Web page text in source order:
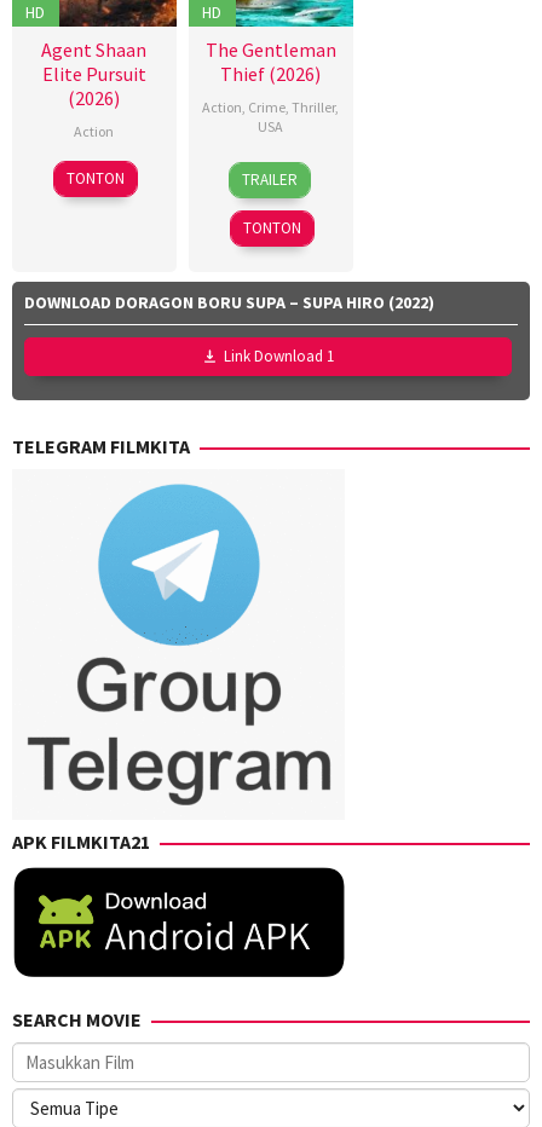
HD
Agent Shaan
Elite Pursuit
(2026)
Action
5
Jul
TONTON
HD
The Gentleman
Thief (2026)
Action Crime ,Thriller,
USA
31
Jul
2026
Randall
Emmett
TRAILER
TONTON
DOWNLOAD DORAGON BORU SUPA – SUPA HIRO (2022)
Link Download 1
TELEGRAM FILMKITA
APK FILMKITA21
SEARCH MOVIE